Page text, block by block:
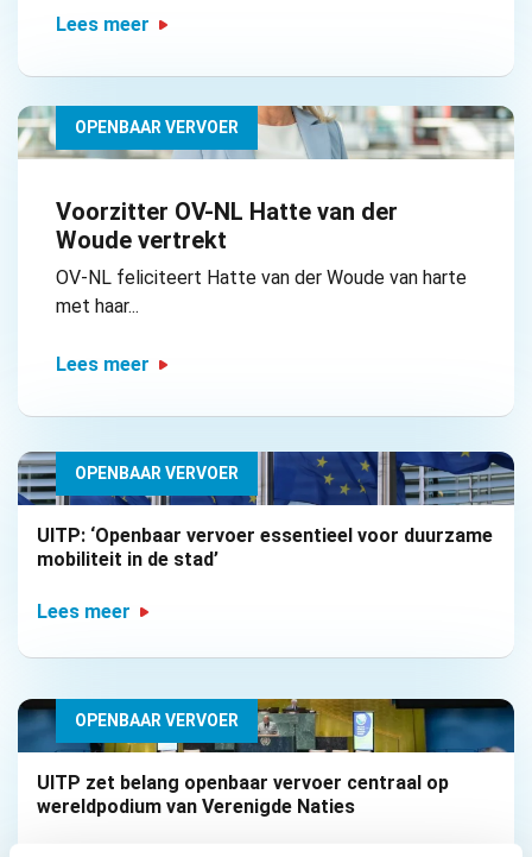
Lees meer
OPENBAAR VERVOER
Voorzitter OV-NL Hatte van der
Woude vertrekt
OV-NL feliciteert Hatte van der Woude van harte
met haar...
Lees meer
OPENBAAR VERVOER
UITP: ‘Openbaar vervoer essentieel voor duurzame
mobiliteit in de stad’
Lees meer
OPENBAAR VERVOER
UITP zet belang openbaar vervoer centraal op
wereldpodium van Verenigde Naties